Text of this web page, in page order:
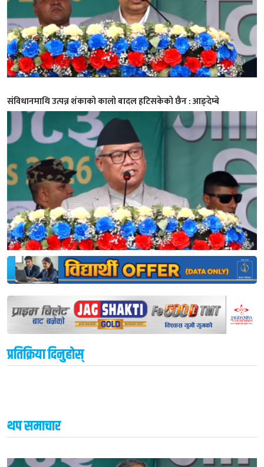
संविधानमाथि उत्पन्न शंकाको कालो बादल हटिसकेको छैन : आङ्देम्बे
प्रतिक्रिया दिनुहोस्
थप समाचार